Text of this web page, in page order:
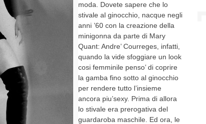
moda. Dovete sapere che lo
stivale al ginocchio, nacque negli
anni ’60 con la creazione della
minigonna da parte di Mary
Quant: Andre’ Courreges, infatti,
quando la vide sfoggiare un look
cosi femminile penso’ di coprire
la gamba fino sotto al ginocchio
per rendere tutto l’insieme
ancora piu’sexy. Prima di allora
lo stivale era prerogativa del
guardaroba maschile. Ed ora, le